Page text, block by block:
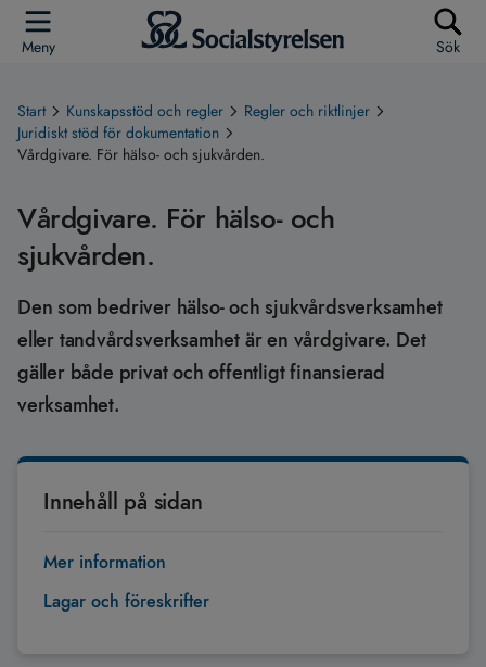
Meny Sök
Start Kunskapsstöd och regler
Regler och riktlinjer
Juridiskt stöd för dokumentation
Vårdgivare. För hälso- och sjukvården.
Vårdgivare. För hälso- och
sjukvården.
Den som bedriver hälso- och sjukvårdsverksamhet
eller tandvårdsverksamhet är en vårdgivare. Det
gäller både privat och offentligt finansierad
verksamhet.
Innehåll på sidan
Mer information
Lagar och föreskrifter